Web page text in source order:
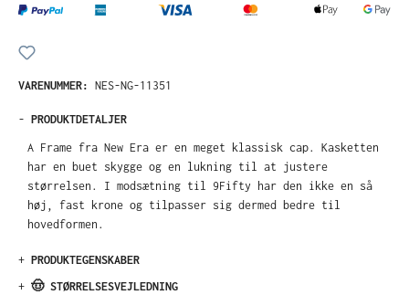
VARENUMMER: NES-NG-11351
- PRODUKTDETALJER
A Frame fra New Era er en meget klassisk cap. Kasketten
har en buet skygge og en lukning til at justere
størrelsen. I modsætning til 9Fifty har den ikke en så
høj, fast krone og tilpasser sig dermed bedre til
hovedformen.
+ PRODUKTEGENSKABER
+ 🤠 STØRRELSESVEJLEDNING